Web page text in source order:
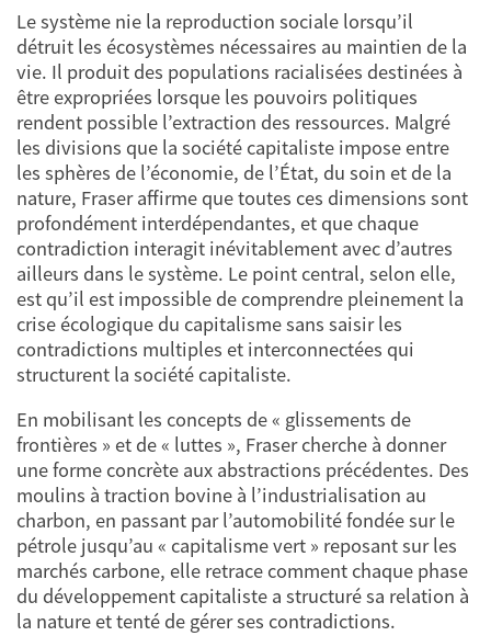
Le système nie la reproduction sociale lorsqu’il
détruit les écosystèmes nécessaires au maintien de la
vie. Il produit des populations racialisées destinées à
être expropriées lorsque les pouvoirs politiques
rendent possible l’extraction des ressources. Malgré
les divisions que la société capitaliste impose entre
les sphères de l’économie, de l’État, du soin et de la
nature, Fraser affirme que toutes ces dimensions sont
profondément interdépendantes, et que chaque
contradiction interagit inévitablement avec d’autres
ailleurs dans le système. Le point central, selon elle,
est qu’il est impossible de comprendre pleinement la
crise écologique du capitalisme sans saisir les
contradictions multiples et interconnectées qui
structurent la société capitaliste.
En mobilisant les concepts de « glissements de
frontières » et de « luttes », Fraser cherche à donner
une forme concrète aux abstractions précédentes. Des
moulins à traction bovine à l’industrialisation au
charbon, en passant par l’automobilité fondée sur le
pétrole jusqu’au « capitalisme vert » reposant sur les
marchés carbone, elle retrace comment chaque phase
du développement capitaliste a structuré sa relation à
la nature et tenté de gérer ses contradictions.